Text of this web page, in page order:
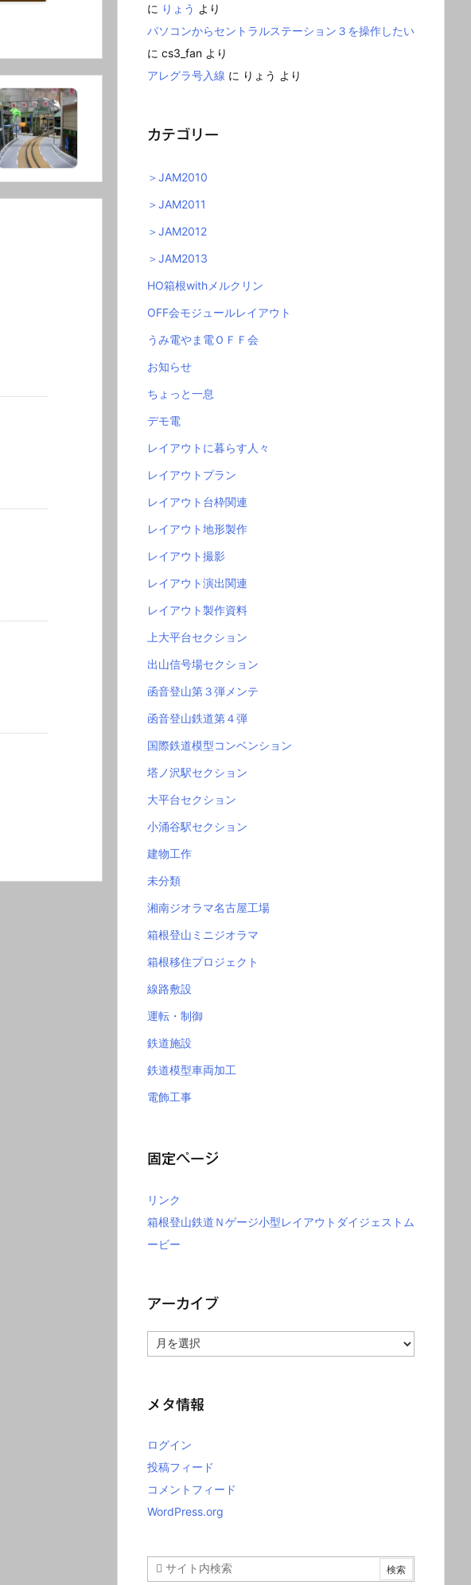
に りょう より
パソコンからセントラルステーション３を操作したい
に cs3_fan より
アレグラ号入線 に りょう より
カテゴリー
＞JAM2010
＞JAM2011
＞JAM2012
＞JAM2013
HO箱根withメルクリン
OFF会モジュールレイアウト
うみ電やま電ＯＦＦ会
お知らせ
ちょっと一息
デモ電
レイアウトに暮らす人々
レイアウトプラン
レイアウト台枠関連
レイアウト地形製作
レイアウト撮影
レイアウト演出関連
レイアウト製作資料
上大平台セクション
出山信号場セクション
函音登山第３弾メンテ
函音登山鉄道第４弾
国際鉄道模型コンベンション
塔ノ沢駅セクション
大平台セクション
小涌谷駅セクション
建物工作
未分類
湘南ジオラマ名古屋工場
箱根登山ミニジオラマ
箱根移住プロジェクト
線路敷設
運転・制御
鉄道施設
鉄道模型車両加工
電飾工事
固定ページ
リンク
箱根登山鉄道Ｎゲージ小型レイアウトダイジェストム
ービー
アーカイブ
ー
ブ
メタ情報
ログイン
投稿フィード
コメントフィード
WordPress.org